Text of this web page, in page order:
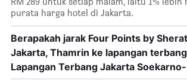
purata harga hotel di Jakarta.
Berapakah jarak Four Points by
Jakarta, Thamrin ke lapangan
Lapangan Terbang Jakarta